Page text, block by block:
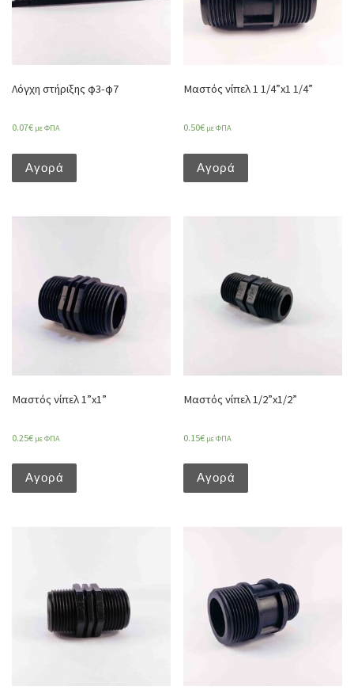
Λόγχη στήριξης φ3-φ7
0.07€ με ΦΠΑ
Αγορά
Μαστός νίπελ 1 1/4”x1 1/4”
0.50€ με ΦΠΑ
Αγορά
Μαστός νίπελ 1”x1”
0.25€ με ΦΠΑ
Αγορά
Μαστός νίπελ 1/2”x1/2”
0.15€ με ΦΠΑ
Αγορά